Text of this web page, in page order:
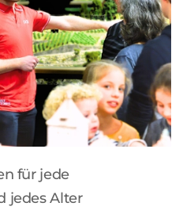
für jede
jedes Alter